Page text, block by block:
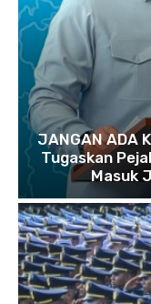
JANGAN ADA
Tugaskan
Masuk